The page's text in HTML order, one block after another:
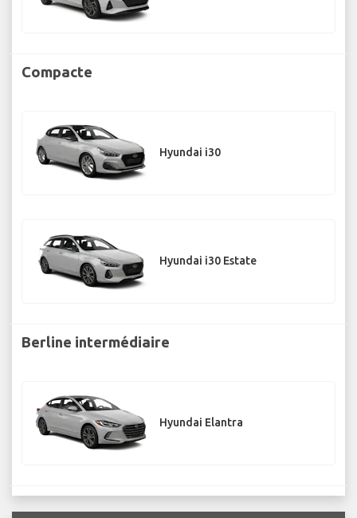
Compacte
Hyundai i30
Hyundai i30 Estate
Berline intermédiaire
Hyundai Elantra